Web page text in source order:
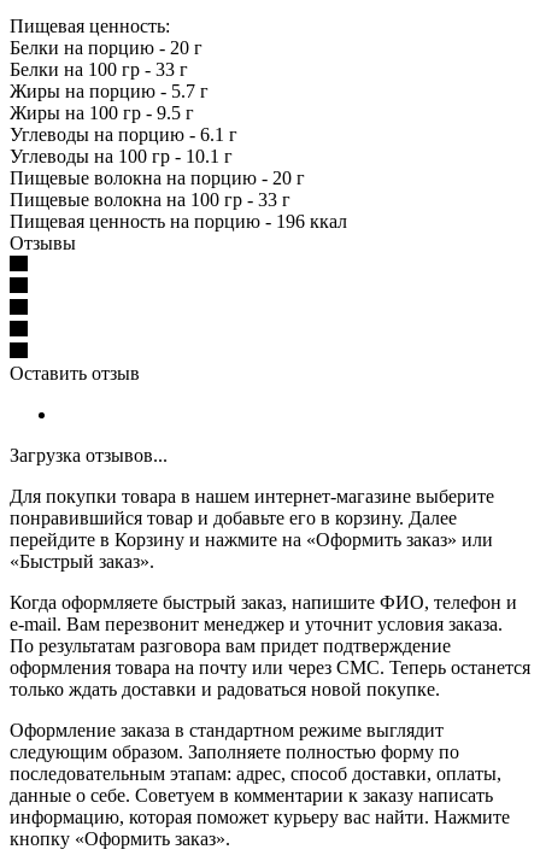
Пищевая ценность:
Белки на порцию - 20 г
Белки на 100 гр - 33 г
Жиры на порцию - 5.7 г
Жиры на 100 гр - 9.5 г
Углеводы на порцию - 6.1 г
Углеводы на 100 гр - 10.1 г
Пищевые волокна на порцию - 20 г
Пищевые волокна на 100 гр - 33 г
Пищевая ценность на порцию - 196 ккал
Отзывы
Оставить отзыв
Загрузка отзывов...
Для покупки товара в нашем интернет-магазине выберите
понравившийся товар и добавьте его в корзину. Далее
перейдите в Корзину и нажмите на «Оформить заказ» или
«Быстрый заказ».
Когда оформляете быстрый заказ, напишите ФИО, телефон и
e-mail. Вам перезвонит менеджер и уточнит условия заказа.
По результатам разговора вам придет подтверждение
оформления товара на почту или через СМС. Теперь останется
только ждать доставки и радоваться новой покупке.
Оформление заказа в стандартном режиме выглядит
следующим образом. Заполняете полностью форму по
последовательным этапам: адрес, способ доставки, оплаты,
данные о себе. Советуем в комментарии к заказу написать
информацию, которая поможет курьеру вас найти. Нажмите
кнопку «Оформить заказ».